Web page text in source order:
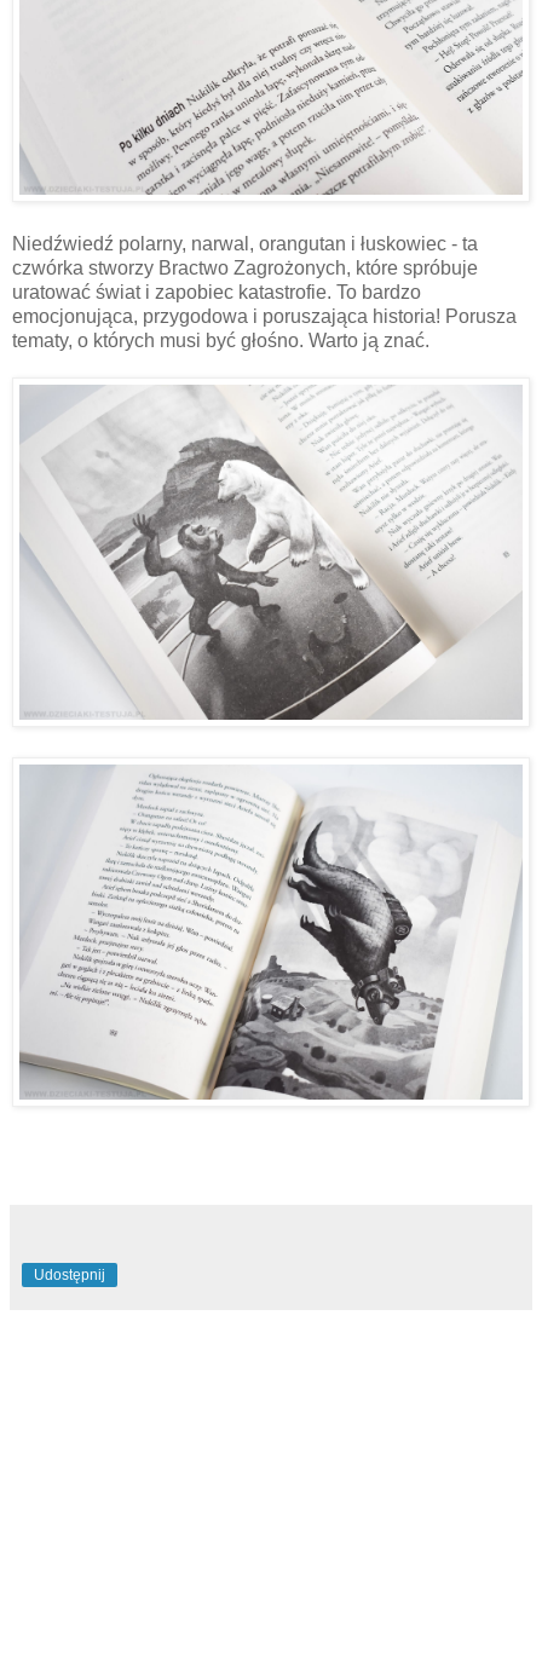
Niedźwiedź polarny, narwal, orangutan i łuskowiec - ta
czwórka stworzy Bractwo Zagrożonych, które spróbuje
uratować świat i zapobiec katastrofie. To bardzo
emocjonująca, przygodowa i poruszająca historia! Porusza
tematy, o których musi być głośno. Warto ją znać.
Udostępnij